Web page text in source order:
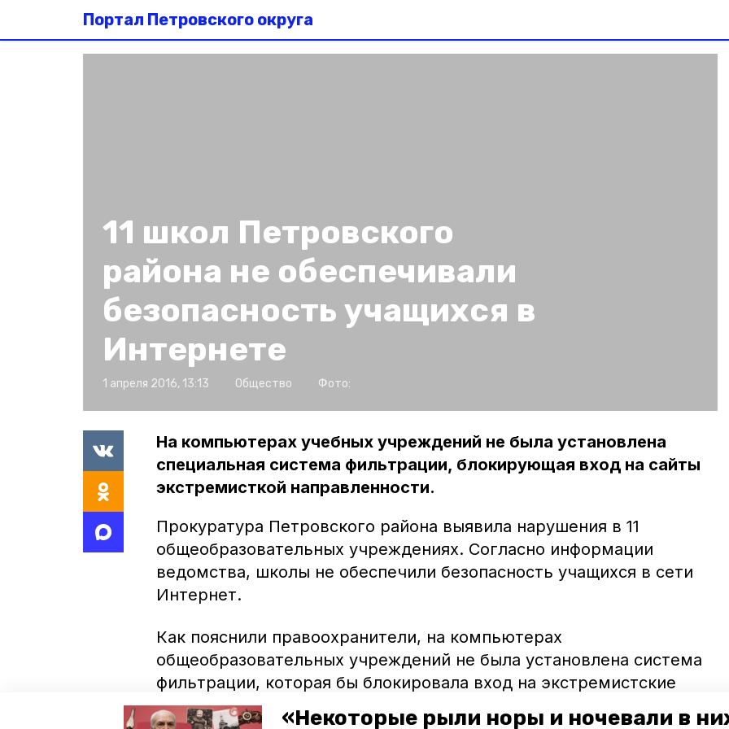
«Некоторые рыли норы и ночевали в
Портал Петровского округа
11 школ Петровского
района не обеспечивали
безопасность учащихся в
Интернете
1 апреля 2016, 13:13 Общество Фото:
На компьютерах учебных учреждений не была установлена
специальная система фильтрации, блокирующая вход на сайты
экстремисткой направленности.
Прокуратура Петровского района выявила нарушения в 11
общеобразовательных учреждениях. Согласно информации
ведомства, школы не обеспечили безопасность учащихся в сети
Интернет.
Как пояснили правоохранители, на компьютерах
общеобразовательных учреждений не была установлена система
фильтрации, которая бы блокировала вход на экстремистские
сайты.